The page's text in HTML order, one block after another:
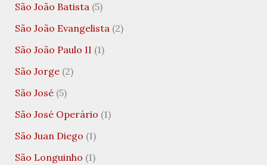
São João Batista(5)
São João Evangelista(2)
São João Paulo II (1)
São Jorge(2)
São José(5)
São José Operário (1)
São Juan Diego (1)
São Longuinho (1)